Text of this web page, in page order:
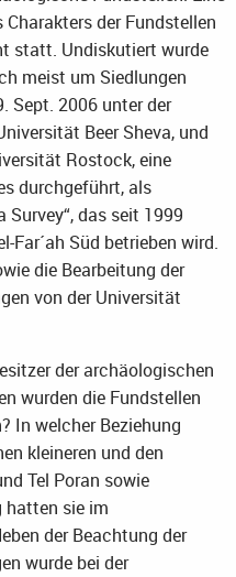
der Fundstellen
statt. Undiskutiert wurde
meist um Siedlungen
Sept. 2006 unter der
Beer Sheva, und
Rostock, eine
durchgeführt, als
das seit 1999
Far´ah Süd betrieben wird.
die Bearbeitung der
von der Universität
der archäologischen
wurden die Fundstellen
In welcher Beziehung
kleineren und den
Tel Poran sowie
hatten sie im
der Beachtung der
wurde bei der